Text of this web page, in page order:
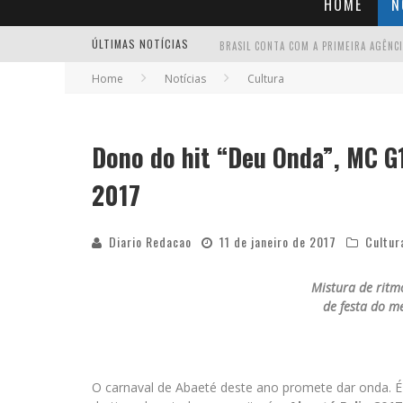
HOME
ÚLTIMAS NOTÍCIAS
Home Notícias Cultura
Dono do hit “Deu Onda”, MC
2017
Diario Redacao 11 de janeiro de 2017
Mistura de
de festa do
O carnaval de Abaeté deste ano promete dar onda.